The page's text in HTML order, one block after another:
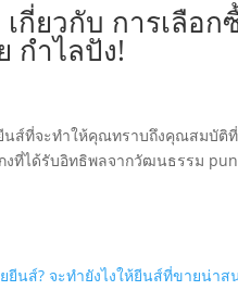
กี่ยวกับ การเลือ
กำไลปัง!
นส์ที่จะทำให้คุณทราบถึงคุณสมบั
งที่ได้รับอิทธิพลจากวัฒนธรรม